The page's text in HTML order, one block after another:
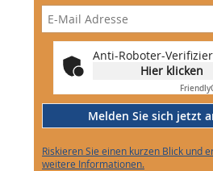
Anti-Roboter-
Hier klicken
Friendly
Melden Sie sich jetzt
Riskieren Sie einen kurzen Blick und
weitere Informationen.